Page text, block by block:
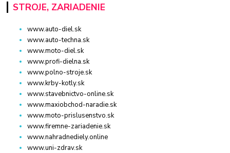
STROJE, ZARIADENIE
www.auto-diel.sk
www.auto-techna.sk
www.moto-diel.sk
www.profi-dielna.sk
www.polno-stroje.sk
www.krby-kotly.sk
www.stavebnictvo-online.sk
www.maxiobchod-naradie.sk
www.moto-prislusenstvo.sk
www.firemne-zariadenie.sk
www.nahradnediely.online
www.uni-zdrav.sk